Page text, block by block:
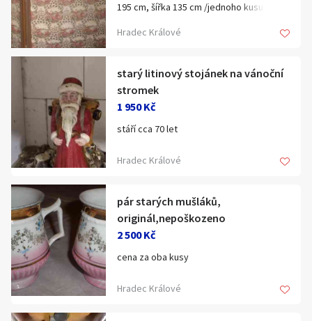
195 cm, šířka 135 cm /jednoho kusu/,
na zakázku před 20 lety
Hradec Králové
starý litinový stojánek na vánoční
stromek
1 950 Kč
stáří cca 70 let
Hradec Králové
pár starých mušláků,
originál,nepoškozeno
2 500 Kč
cena za oba kusy
Hradec Králové